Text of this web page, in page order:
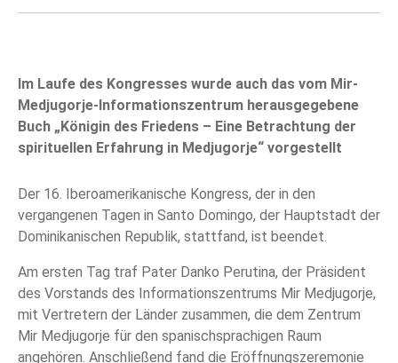
Im Laufe des Kongresses wurde auch das vom Mir-
Medjugorje-Informationszentrum herausgegebene
Buch „Königin des Friedens – Eine Betrachtung der
spirituellen Erfahrung in Medjugorje“ vorgestellt
Der 16. Iberoamerikanische Kongress, der in den
vergangenen Tagen in Santo Domingo, der Hauptstadt der
Dominikanischen Republik, stattfand, ist beendet.
Am ersten Tag traf Pater Danko Perutina, der Präsident
des Vorstands des Informationszentrums Mir Medjugorje,
mit Vertretern der Länder zusammen, die dem Zentrum
Mir Medjugorje für den spanischsprachigen Raum
angehören. Anschließend fand die Eröffnungszeremonie